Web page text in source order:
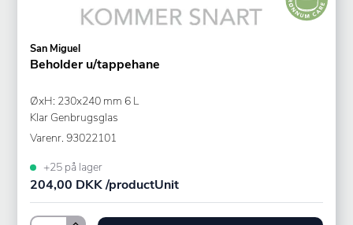
San Miguel
Beholder u/tappehane
ØxH: 230x240 mm 6 L
Klar Genbrugsglas
Varenr. 93022101
+25 på lager
204,00 DKK /productUnit